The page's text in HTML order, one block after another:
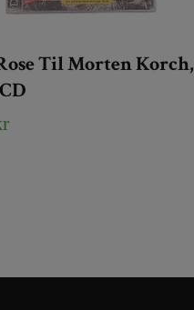
Til Morten Korch,